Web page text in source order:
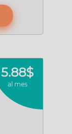
5.88$
al mes